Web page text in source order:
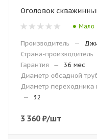
Оголовок
Мало
Производитель —
Страна-производитель
Гарантия
—
36 мес
Диаметр обсадной
Диаметр переходника
—
32
3 360₽/шт